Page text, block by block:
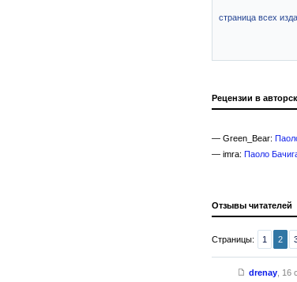
страница всех
Рецензии в
— Green_Bear:
— imra: Паоло
Отзывы читателей
Страницы: 1 2
drenay, 16